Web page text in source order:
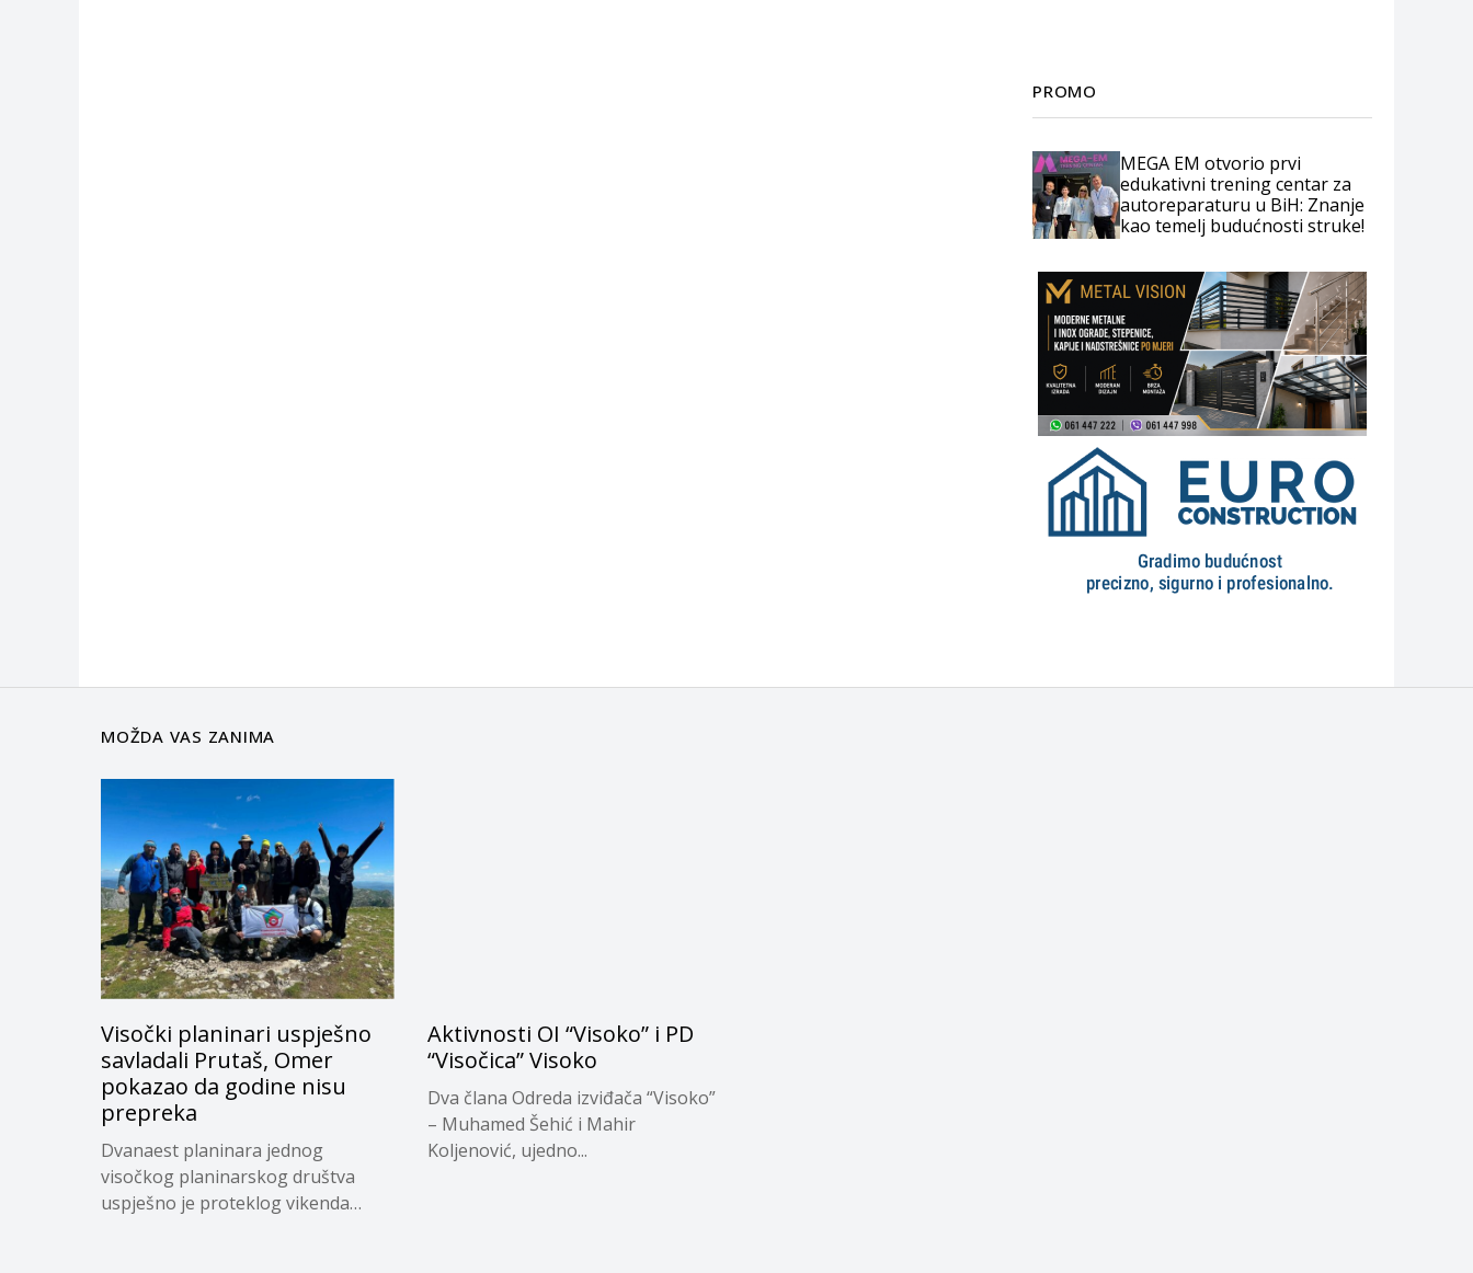
PROMO
MEGA EM otvorio prvi
edukativni trening centar za
autoreparaturu u BiH: Znanje
kao temelj budućnosti struke!
MOŽDA VAS ZANIMA
Visočki planinari uspješno
savladali Prutaš, Omer
pokazao da godine nisu
prepreka
Dvanaest planinara jednog
visočkog planinarskog društva
uspješno je proteklog vikenda
Aktivnosti OI “Visoko” i PD
“Visočica” Visoko
Dva člana Odreda izviđača “Visoko”
– Muhamed Šehić i Mahir
Koljenović, ujedno...